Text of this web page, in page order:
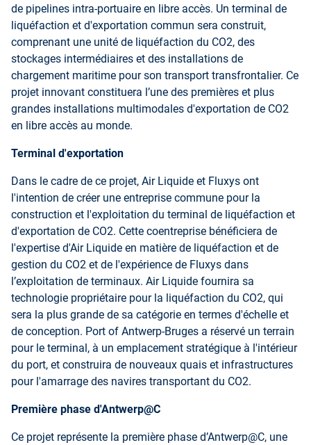
de pipelines intra-portuaire en libre accès. Un terminal de
liquéfaction et d'exportation commun sera construit,
comprenant une unité de liquéfaction du CO2, des
stockages intermédiaires et des installations de
chargement maritime pour son transport transfrontalier. Ce
projet innovant constituera l’une des premières et plus
grandes installations multimodales d'exportation de CO2
en libre accès au monde.
Terminal d'exportation
Dans le cadre de ce projet, Air Liquide et Fluxys ont
l'intention de créer une entreprise commune pour la
construction et l'exploitation du terminal de liquéfaction et
d'exportation de CO2. Cette coentreprise bénéficiera de
l'expertise d'Air Liquide en matière de liquéfaction et de
gestion du CO2 et de l'expérience de Fluxys dans
l’exploitation de terminaux. Air Liquide fournira sa
technologie propriétaire pour la liquéfaction du CO2, qui
sera la plus grande de sa catégorie en termes d'échelle et
de conception. Port of Antwerp-Bruges a réservé un terrain
pour le terminal, à un emplacement stratégique à l'intérieur
du port, et construira de nouveaux quais et infrastructures
pour l'amarrage des navires transportant du CO2.
Première phase d'Antwerp@C
Ce projet représente la première phase d’Antwerp@C, une